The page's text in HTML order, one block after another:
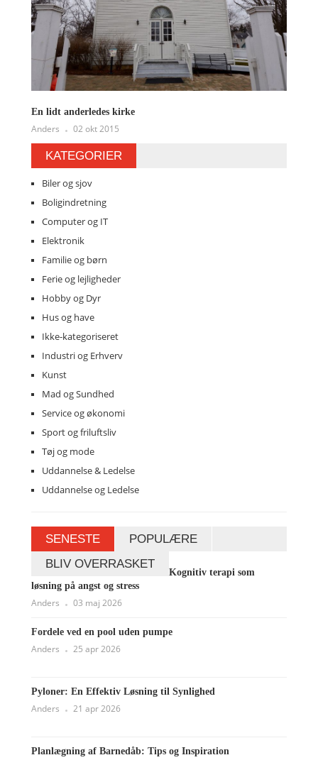
En lidt anderledes kirke
Anders 02 okt 2015
KATEGORIER
Biler og sjov
Boligindretning
Computer og IT
Elektronik
Familie og børn
Ferie og lejligheder
Hobby og Dyr
Hus og have
Ikke-kategoriseret
Industri og Erhverv
Kunst
Mad og Sundhed
Service og økonomi
Sport og friluftsliv
Tøj og mode
Uddannelse & Ledelse
Uddannelse og Ledelse
SENESTE
POPULÆRE
BLIV OVERRASKET
Kognitiv terapi som
løsning på angst og stress
Anders 03 maj 2026
Fordele ved en pool uden pumpe
Anders 25 apr 2026
Pyloner: En Effektiv Løsning til Synlighed
Anders 21 apr 2026
Planlægning af Barnedåb: Tips og Inspiration